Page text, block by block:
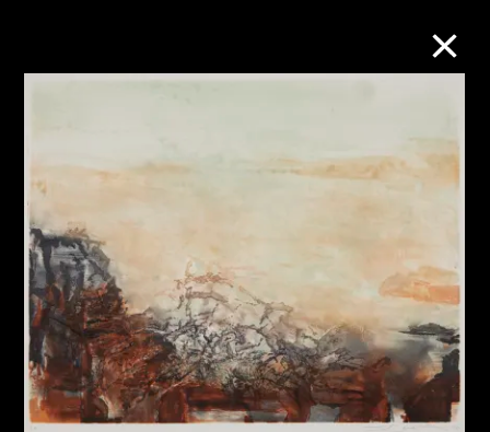
搜索
关于M+藏品
探索世界顶级的二十及二十一世纪视觉